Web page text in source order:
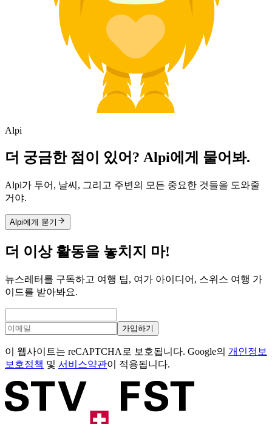
Alpi
더 궁금한 점이 있어? Alpi에게 물어봐.
Alpi가 투어, 날씨, 그리고 주변의 모든 중요한 것들을 도와줄
거야.
Alpi에게 묻기
더 이상 활동을 놓치지 마!
뉴스레터를 구독하고 여행 팁, 여가 아이디어, 스위스 여행 가
이드를 받아봐요.
가입하기
이 웹사이트는 reCAPTCHA로 보호됩니다. Google의 개인정보
보호정책 및 서비스약관이 적용됩니다.